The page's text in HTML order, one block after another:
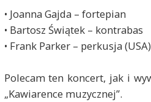
• Joanna Gajda – fortepian
• Bartosz Świątek – kontrabas
• Frank Parker – perkusja (USA)
Polecam ten koncert, jak i
„Kawiarence muzycznej”.